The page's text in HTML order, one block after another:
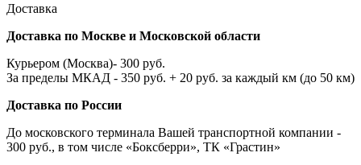
Доставка
Доставка по Москве и Московской области
Курьером (Москва)- 300 руб.
За пределы МКАД - 350 руб. + 20 руб. за каждый км (до 50 км)
Доставка по России
До московского терминала Вашей транспортной компании -
300 руб., в том числе «Боксберри», ТК «Грастин»